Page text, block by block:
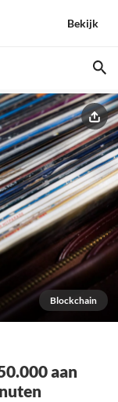
Bekijk
Blockchain
aan